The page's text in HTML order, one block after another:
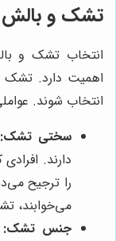
تشک و
انتخاب تشک و
اهمیت دارد. تشک
انتخاب شوند.
سختی تشک:
دارند.
را ترجیح
می‌خوابند،
جنس تشک: